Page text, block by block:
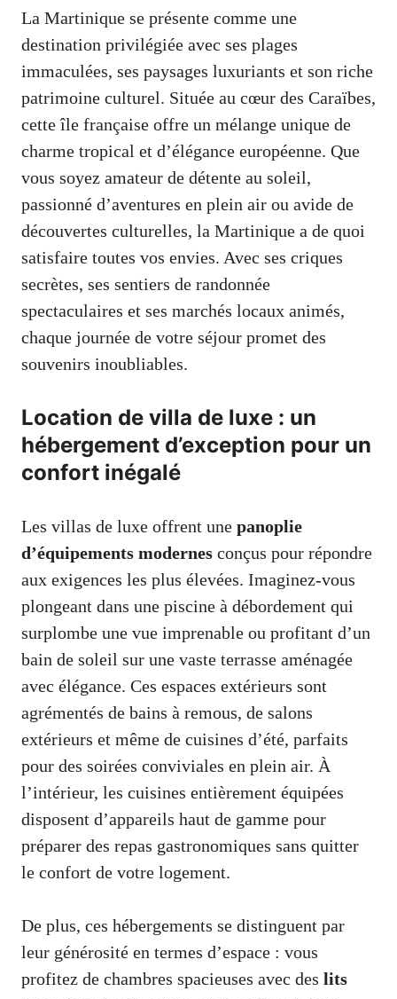
La Martinique se présente comme une
destination privilégiée avec ses plages
immaculées, ses paysages luxuriants et son riche
patrimoine culturel. Située au cœur des Caraïbes,
cette île française offre un mélange unique de
charme tropical et d’élégance européenne. Que
vous soyez amateur de détente au soleil,
passionné d’aventures en plein air ou avide de
découvertes culturelles, la Martinique a de quoi
satisfaire toutes vos envies. Avec ses criques
secrètes, ses sentiers de randonnée
spectaculaires et ses marchés locaux animés,
chaque journée de votre séjour promet des
souvenirs inoubliables.
Location de villa de luxe : un
hébergement d’exception pour un
confort inégalé
Les villas de luxe offrent une panoplie
d’équipements modernes conçus pour répondre
aux exigences les plus élevées. Imaginez-vous
plongeant dans une piscine à débordement qui
surplombe une vue imprenable ou profitant d’un
bain de soleil sur une vaste terrasse aménagée
avec élégance. Ces espaces extérieurs sont
agrémentés de bains à remous, de salons
extérieurs et même de cuisines d’été, parfaits
pour des soirées conviviales en plein air. À
l’intérieur, les cuisines entièrement équipées
disposent d’appareils haut de gamme pour
préparer des repas gastronomiques sans quitter
le confort de votre logement.
De plus, ces hébergements se distinguent par
leur générosité en termes d’espace : vous
profitez de chambres spacieuses avec des lits